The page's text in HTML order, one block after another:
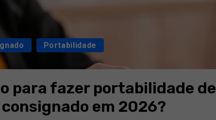
Portabilidade
para fazer portabilidade de
em 2026?